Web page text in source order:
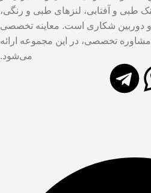
طبی و آفتابی، لنزهای طبی و رنگی،
و دوربین شکاری است. معاینه تخصصی
تخصصی، در این مجموعه ارائه
می‌شود.